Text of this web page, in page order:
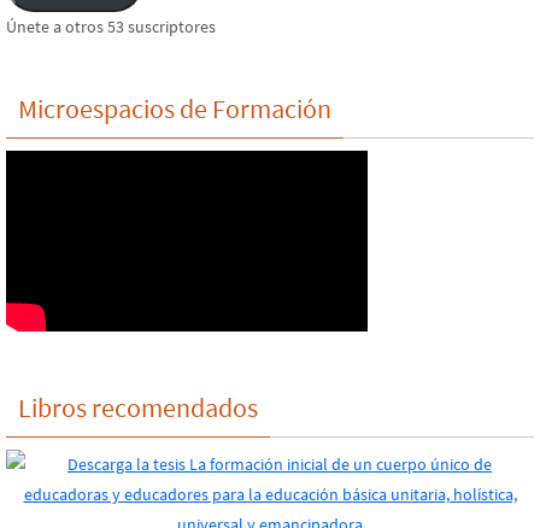
Únete a otros 53 suscriptores
Microespacios de Formación
Libros recomendados